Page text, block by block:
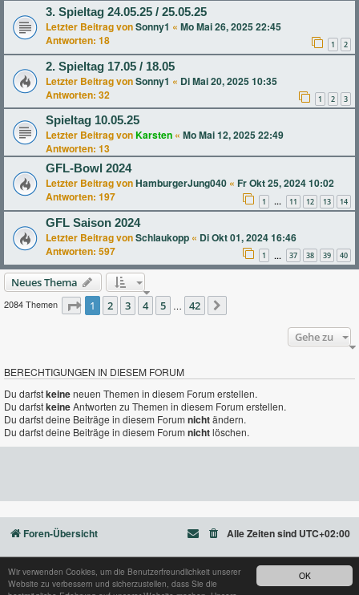
OK
Wir verwenden Cookies, um die Benutzerfreundlichkeit unserer
Website zu verbessern und sicherzustellen, dass Sie die
3. Spieltag 24.05.25 / 25.05.25
Letzter Beitrag vonSonny1 « Mo Mai 26, 2025 22:45
Antworten: 18 1 2
2. Spieltag 17.05 / 18.05
Letzter Beitrag vonSonny1 « Di Mai 20, 2025 10:35
Antworten: 32 1 2 3
Spieltag 10.05.25
Letzter Beitrag vonKarsten « Mo Mai 12, 2025 22:49
Antworten: 13
GFL-Bowl 2024
Letzter Beitrag vonHamburgerJung040 « Fr Okt 25, 2024 10:02
Antworten: 197 1 … 11 12 13 14
GFL Saison 2024
Letzter Beitrag vonSchlaukopp « Di Okt 01, 2024 16:46
Antworten: 597 1 … 37 38 39 40
Neues Thema
2084 Themen Seite1 von 42
1 2 3 4 5 … 42
Gehe zu
BERECHTIGUNGEN IN DIESEM FORUM
Du darfstkeineneuen Themen in diesem Forum erstellen.
Du darfstkeineAntworten zu Themen in diesem Forum erstellen.
Du darfst deine Beiträge in diesem Forumnichtändern.
Du darfst deine Beiträge in diesem Forumnichtlöschen.
Foren-Übersicht Alle Zeiten sind UTC+02:00
Powered byphpBB® Forum Software © phpBB Limited